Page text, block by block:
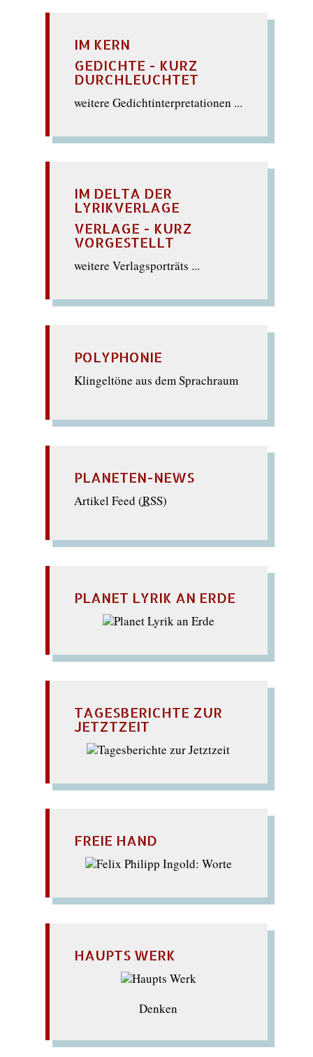
IM KERN
GEDICHTE - KURZ
DURCHLEUCHTET
weitere Gedichtinterpretationen ...
IM DELTA DER
LYRIKVERLAGE
VERLAGE - KURZ
VORGESTELLT
weitere Verlagsporträts ...
POLYPHONIE
Klingeltöne aus dem Sprachraum
PLANETEN-NEWS
Artikel Feed (RSS)
PLANET LYRIK AN ERDE
TAGESBERICHTE ZUR
JETZTZEIT
FREIE HAND
HAUPTS WERK
Denken